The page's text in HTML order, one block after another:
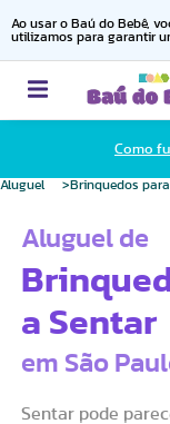
Ao usar o Baú do Bebê,
utilizamos para garantir
Como
Aluguel Brinquedos
Aluguel de
a Sentar
em São
Sentar pode parecer fácil para um adulto, mas é um